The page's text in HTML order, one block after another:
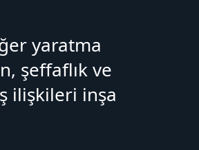
yaratma
şeffaflık ve
ilişkileri inşa